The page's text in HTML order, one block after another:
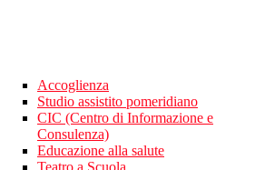
Accoglienza
Studio assistito pomeridiano
CIC (Centro di Informazione e
Consulenza)
Educazione alla salute